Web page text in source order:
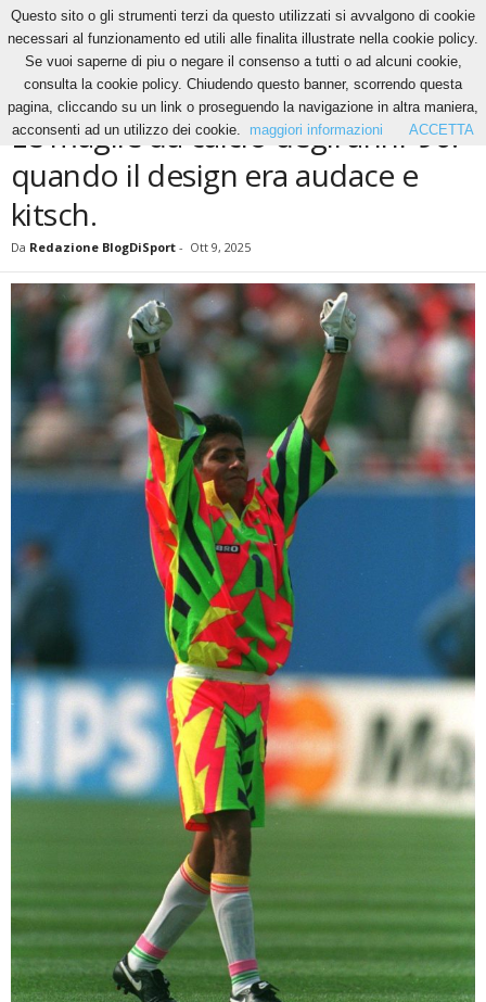
Calcio Le maglie da calcio degli anni ’90: quando il design era audace...
CALCIO
Le maglie da calcio degli anni ’90:
quando il design era audace e
kitsch.
Da Redazione BlogDiSport - Ott 9, 2025
Questo sito o gli strumenti terzi da questo utilizzati si avvalgono di cookie
necessari al funzionamento ed utili alle finalita illustrate nella cookie policy.
Se vuoi saperne di piu o negare il consenso a tutti o ad alcuni cookie,
consulta la cookie policy. Chiudendo questo banner, scorrendo questa
pagina, cliccando su un link o proseguendo la navigazione in altra maniera,
acconsenti ad un utilizzo dei cookie.
maggiori informazioni ACCETTA